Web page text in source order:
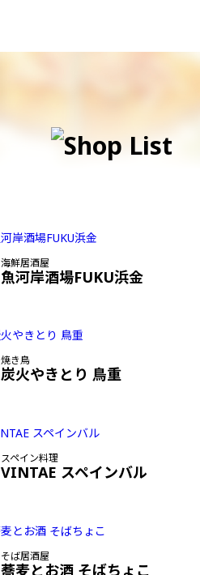
海鮮居酒屋
魚河岸酒場FUKU浜金
焼き鳥
炭火やきとり 鳥重
スペイン料理
VINTAE スペインバル
そば居酒屋
蕎麦とお酒 そばちょこ